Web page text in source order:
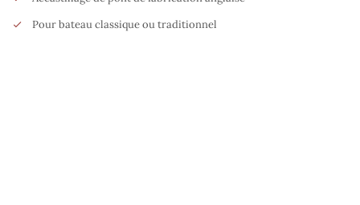
Pour bateau classique ou traditionnel